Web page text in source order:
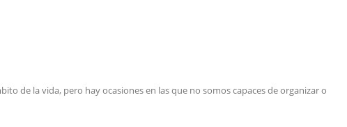
de la vida, pero hay ocasiones en las que no somos capaces de organizar o